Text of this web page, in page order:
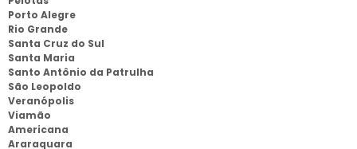
Porto Alegre
Rio Grande
Santa Cruz do Sul
Santa Maria
Santo Antônio da Patrulha
São Leopoldo
Veranópolis
Viamão
Americana
Araraquara